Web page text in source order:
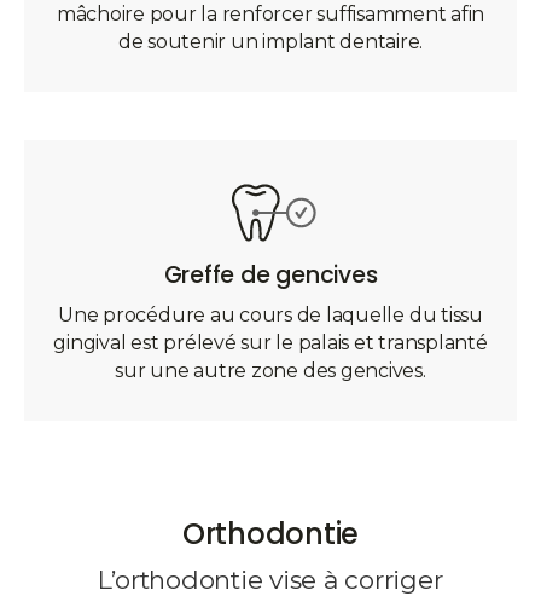
mâchoire pour la renforcer suffisamment afin
de soutenir un implant dentaire.
Greffe de gencives
Une procédure au cours de laquelle du tissu
gingival est prélevé sur le palais et transplanté
sur une autre zone des gencives.
Orthodontie
L’orthodontie vise à corriger